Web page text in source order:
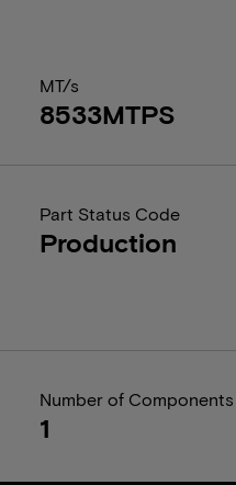
MT/s
8533MTPS
Part Status Code
Production
Number of Components
1